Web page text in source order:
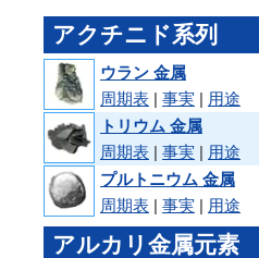
アクチニド系列
ウラン 金属
周期表 | 事実 | 用途
トリウム 金属
周期表 | 事実 | 用途
プルトニウム 金属
周期表 | 事実 | 用途
アルカリ金属元素